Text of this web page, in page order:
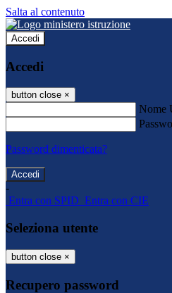
Salta al contenuto
Accedi
Accedi
button close ×
Nome
Password dimenticata?
-
Entra con SPID Entra con CIE
Seleziona utente
button close ×
Recupero password